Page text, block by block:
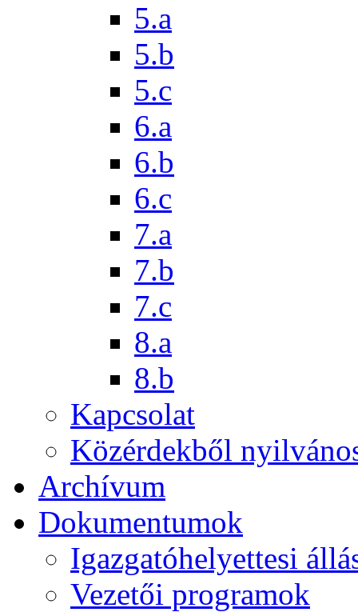
5.a
5.b
5.c
6.a
6.b
6.c
7.a
7.b
7.c
8.a
8.b
Kapcsolat
Közérdekből
Archívum
Dokumentumok
Igazgatóhelyettesi
Vezetői programok